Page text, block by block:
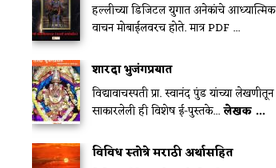
हल्लीच्या डिजिटल युगात अनेकांचे आध्यात्मिक
वाचन मोबाईलवरच होते. मात्र PDF ...
शारदा भुजंगप्रयात
विद्यावाचस्पती प्रा. स्वानंद पुंड यांच्या लेखणीतून
साकारलेली ही विशेष ई-पुस्तके...लेखक ...
विविध स्तोत्रे मराठी अर्थासहित